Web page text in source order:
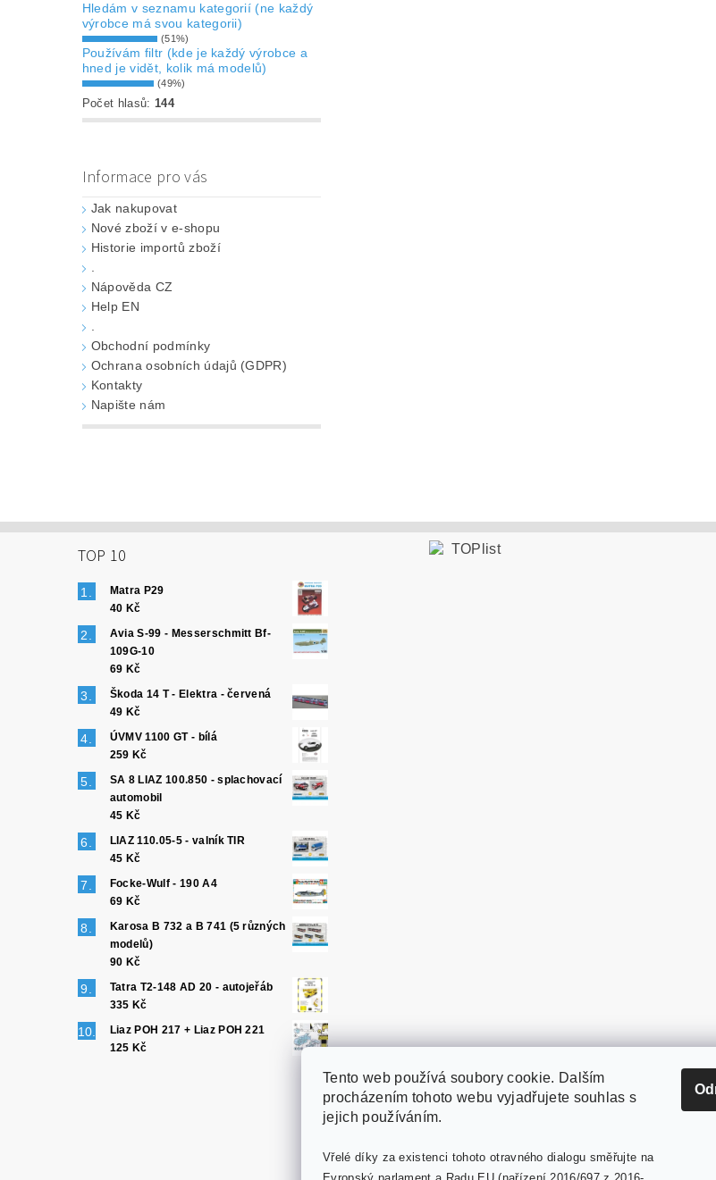
Hledám v seznamu kategorií (ne každý
výrobce má svou kategorii)
(51%)
Používám filtr (kde je každý výrobce a
hned je vidět, kolik má modelů)
(49%)
Počet hlasů: 144
Informace pro vás
Jak nakupovat
Nové zboží v e-shopu
Historie importů zboží
Nápověda CZ
Help EN
Obchodní podmínky
Ochrana osobních údajů (GDPR)
Kontakty
Napište nám
TOP 10
Matra P29
40 Kč
Avia S-99 - Messerschmitt Bf-
109G-10
69 Kč
Škoda 14 T - Elektra - červená
49 Kč
ÚVMV 1100 GT - bílá
259 Kč
SA 8 LIAZ 100.850 - splachovací
automobil
45 Kč
LIAZ 110.05-5 - valník TIR
45 Kč
Focke-Wulf - 190 A4
69 Kč
Karosa B 732 a B 741 (5 různých
modelů)
90 Kč
Tatra T2-148 AD 20 - autojeřáb
335 Kč
Liaz POH 217 + Liaz POH 221
125 Kč
PaperModel.cz
Tento web používá soubory cookie. Dalším
procházením tohoto webu vyjadřujete souhlas s
jejich používáním.
Vřelé díky za existenci tohoto otravného dialogu směřujte na